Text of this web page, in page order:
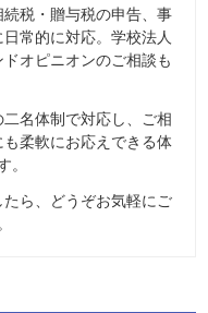
税・贈与税の申告、事
常的に対応。学校法人
オピニオンのご相談も
名体制で対応し、ご相
柔軟にお応えできる体
ら、どうぞお気軽にご